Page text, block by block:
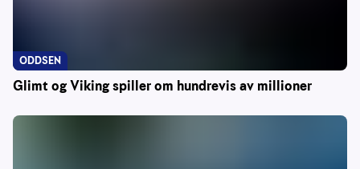
Glimt og Viking spiller om hundrevis av millioner
ODDSEN